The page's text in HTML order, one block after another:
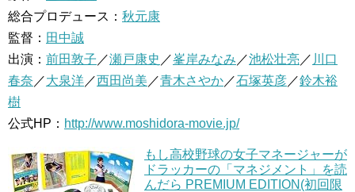
総合プロデュース： 秋元康
監督： 田中誠
出演： 前田敦子 ／瀬戸康史 ／峯岸みなみ ／池松壮亮／ 川口
春奈 ／大泉洋／西田尚美 ／青木さやか／石塚英彦／鈴木裕
樹
公式HP： http://www.moshidora-movie.jp/
もし高校野球の女子マネージャーが
ドラッカーの「マネジメント」を読
んだら PREMIUM EDITION(初回限